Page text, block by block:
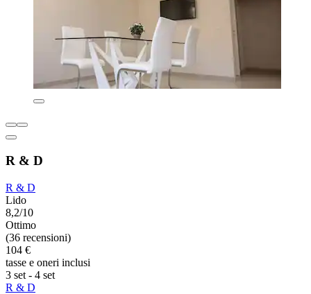
R & D
R & D
Lido
8,2/10
Ottimo
(36 recensioni)
104 €
tasse e oneri inclusi
3 set - 4 set
R & D